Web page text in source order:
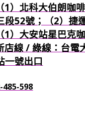
1）北科大伯朗咖
段52號；（2）捷
）大安站星巴克咖
線 / 綠線：台電
一號出口
485-598